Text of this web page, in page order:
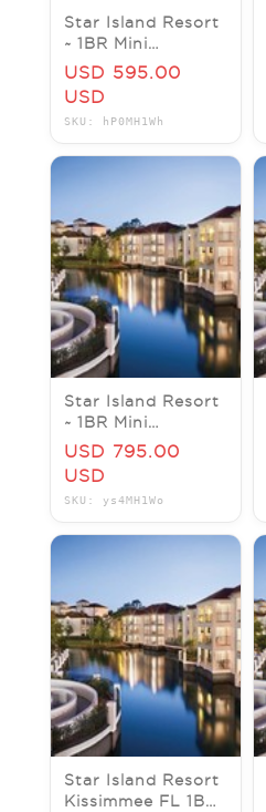
Star Island Resort
~ 1BR Mini
Suite/Sleeps 4 ~
7Nts
JUNE/SEPTEMBER
2026
USD 595.00
USD
SKU: hP0MH1Wh
Star Island Resort
~ 1BR Mini
Suite/Sleeps 4 ~
7Nts JULY 2026
USD 795.00
USD
SKU: ys4MH1Wo
Star Island Resort
Kissimmee FL 1BR